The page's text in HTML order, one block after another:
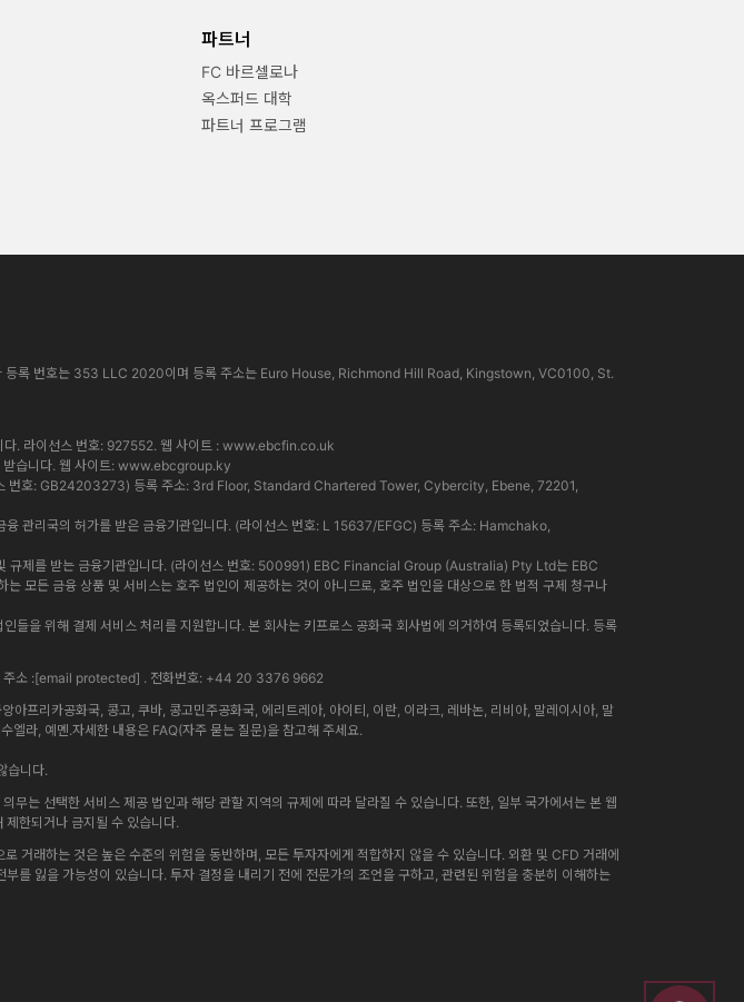
파트너
FC 바르셀로나
옥스퍼드 대학
파트너 프로그램
등록 번호는 353 LLC 2020이며 등록 주소는 Euro House, Richmond Hill Road, Kingstown, VC0100, St.
. 라이선스 번호: 927552. 웹 사이트 : www.ebcfin.co.uk
습니다. 웹 사이트: www.ebcgroup.ky
번호: GB24203273) 등록 주소: 3rd Floor, Standard Chartered Tower, Cybercity, Ebene, 72201,
리국의 허가를 받은 금융기관입니다. (라이선스 번호: L 15637/EFGC) 등록 주소: Hamchako,
제를 받는 금융기관입니다. (라이선스 번호: 500991) EBC Financial Group (Australia) Pty Ltd는 EBC
든 금융 상품 및 서비스는 호주 법인이 제공하는 것이 아니므로, 호주 법인을 대상으로 한 법적 구제 청구나
을 위해 결제 서비스 처리를 지원합니다. 본 회사는 키프로스 공화국 회사법에 의거하여 등록되었습니다. 등록
소 :[email protected] . 전화번호: +44 20 3376 9662
프리카공화국, 콩고, 쿠바, 콩고민주공화국, 에리트레아, 아이티, 이란, 이라크, 레바논, 리비아, 말레이시아, 말
엘라, 예멘.자세한 내용은 FAQ(자주 묻는 질문)을 참고해 주세요.
습니다.
는 선택한 서비스 제공 법인과 해당 관할 지역의 규제에 따라 달라질 수 있습니다. 또한, 일부 국가에서는 본 웹
한되거나 금지될 수 있습니다.
거래하는 것은 높은 수준의 위험을 동반하며, 모든 투자자에게 적합하지 않을 수 있습니다. 외환 및 CFD 거래에
를 잃을 가능성이 있습니다. 투자 결정을 내리기 전에 전문가의 조언을 구하고, 관련된 위험을 충분히 이해하는